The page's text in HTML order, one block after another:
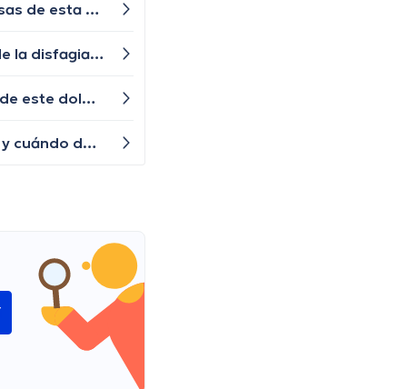
Experimento una sensación de opresión en el pecho después de comer. ¿Cuáles podrían ser las posibles causas de esta sensación de opresión y cuándo debería buscar atención médica?
Tengo problemas para tragar alimentos sólidos y líquidos. ¿Qué podrías decirme sobre las posibles causas de la disfagia y cuándo debería buscar ayuda médica?
Tengo episodios recurrentes de dolor en la parte baja del abdomen. ¿Cuáles podrían ser las posibles causas de este dolor abdominal y cuándo debería buscar atención médica?
Últimamente, he tenido episodios de temblores en las manos. ¿Hay alguna explicación para estos temblores y cuándo debería preocuparme?